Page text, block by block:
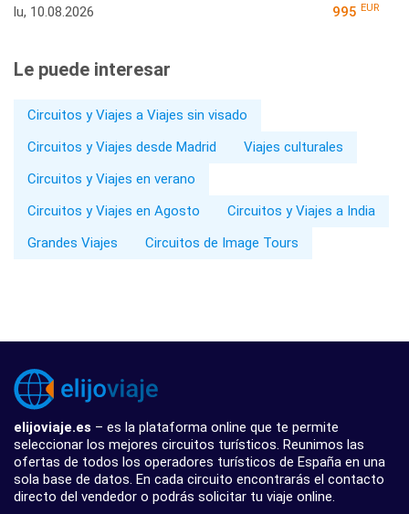
lu, 10.08.2026 995 EUR
Le puede interesar
Circuitos y Viajes a Viajes sin visado
Circuitos y Viajes desde Madrid
Viajes culturales
Circuitos y Viajes en verano
Circuitos y Viajes en Agosto
Circuitos y Viajes a India
Grandes Viajes
Circuitos de Image Tours
elijoviaje.es – es la plataforma online que te permite
seleccionar los mejores circuitos turísticos. Reunimos las
ofertas de todos los operadores turísticos de España en una
sola base de datos. En cada circuito encontrarás el contacto
directo del vendedor o podrás solicitar tu viaje online.